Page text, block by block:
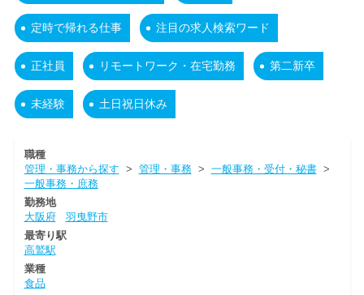
定時で帰れる仕事 注目の求人検索ワード
正社員 リモートワーク・在宅勤務 第二新卒
未経験 土日祝日休み
職種
管理・事務から探す > 管理・事務> 一般事務・受付・秘書>
一般事務・庶務
勤務地
大阪府
羽曳野市
最寄り駅
高鷲駅
業種
食品